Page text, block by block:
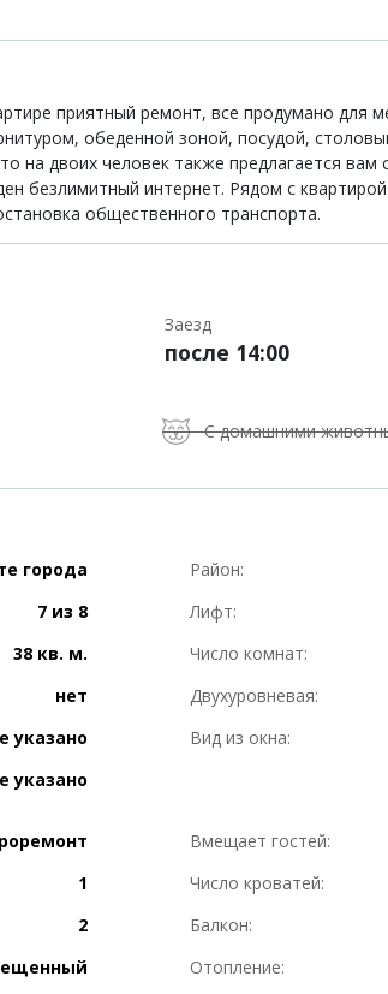
приятный ремонт, все продумано
обеденной зоной, посудой,
на двоих человек также предлагается
безлимитный интернет. Рядом с
общественного транспорта.
Заезд
после 14:00
С домашними
города Район:
7 из 8 Лифт:
38 кв. м. Число комнат:
нет Двухуровневая:
указано Вид из окна:
указано
Вмещает гостей:
1 Число кроватей:
2 Балкон:
Отопление: